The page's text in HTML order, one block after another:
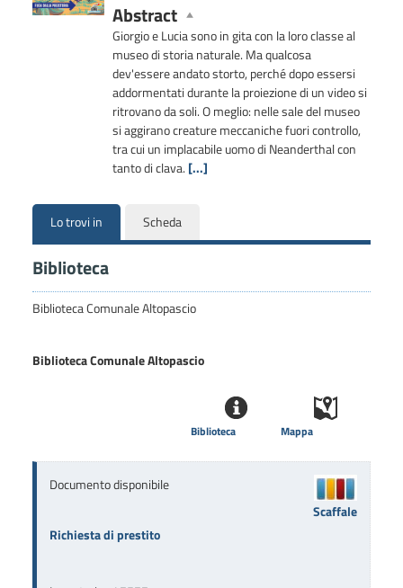
Abstract
Giorgio e Lucia sono in gita con la loro classe al
museo di storia naturale. Ma qualcosa
dev'essere andato storto, perché dopo essersi
addormentati durante la proiezione di un video si
ritrovano da soli. O meglio: nelle sale del museo
si aggirano creature meccaniche fuori controllo,
tra cui un implacabile uomo di Neanderthal con
tanto di clava. [...]
Lo trovi in Scheda
Biblioteca
Biblioteca Comunale Altopascio
Biblioteca Comunale Altopascio
Mappa
Biblioteca
Documento disponibile
Richiesta di prestito
Scaffale